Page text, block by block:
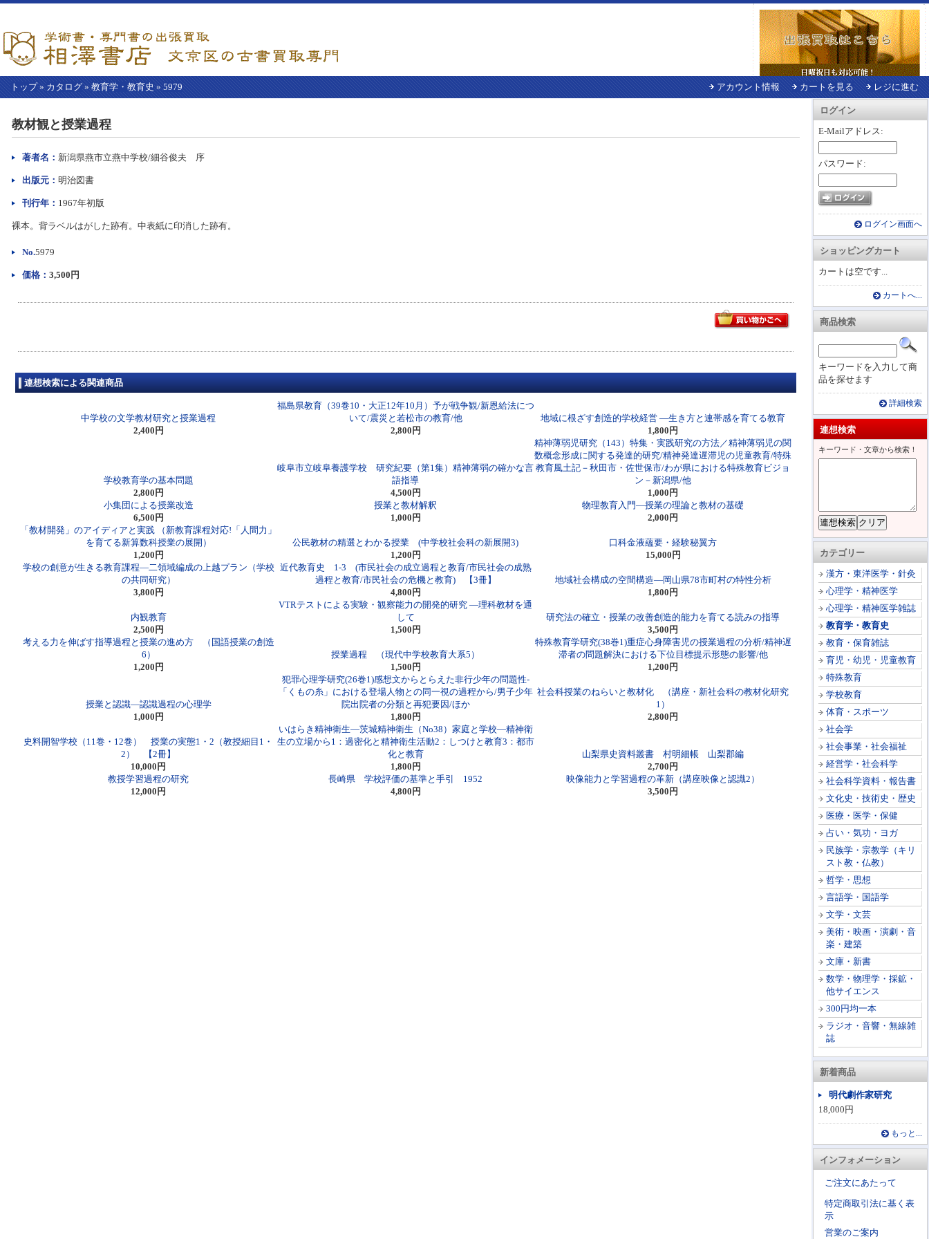
トップ» カタログ » 教育学・教育史 » 5979 アカウント情報 カートを見る レジに進む
ログイン
E-Mailアドレス:
パスワード:
ログイン画面へ
ショッピングカート
カートは空です...
カートへ...
商品検索
キーワードを入力して商
品を探せます
詳細検索
連想検索
キーワード・文章から検索！
カテゴリー
漢方・東洋医学・針灸
心理学・精神医学
心理学・精神医学雑誌
教育学・教育史
教育・保育雑誌
育児・幼児・児童教育
特殊教育
学校教育
体育・スポーツ
社会学
社会事業・社会福祉
経営学・社会科学
社会科学資料・報告書
文化史・技術史・歴史
医療・医学・保健
占い・気功・ヨガ
民族学・宗教学（キリ
スト教・仏教）
哲学・思想
言語学・国語学
文学・文芸
美術・映画・演劇・音
楽・建築
文庫・新書
数学・物理学・採鉱・
他サイエンス
300円均一本
ラジオ・音響・無線雑
誌
新着商品
明代劇作家研究
18,000円
もっと...
インフォメーション
ご注文にあたって
特定商取引法に基く表
示
営業のご案内
か
本
教材観と授業過程
著者名： 新潟県燕市立燕中学校/細谷俊夫 序
出版元： 明治図書
刊行年： 1967年初版
裸本。背ラベルはがした跡有。中表紙に印消した跡有。
No.5979
価格： 3,500円
連想検索による関連商品
中学校の文学教材研究と授業過程
2,400円
福島県教育（39巻10・大正12年10月）予が戦争観/新恩給法につ
いて/震災と若松市の教育/他
2,800円
地域に根ざす創造的学校経営 ―生き方と連帯感を育てる教育
1,800円
学校教育学の基本問題
2,800円
岐阜市立岐阜養護学校 研究紀要（第1集）精神薄弱の確かな言
語指導
4,500円
精神薄弱児研究（143）特集・実践研究の方法／精神薄弱児の関
数概念形成に関する発達的研究/精神発達遅滞児の児童教育/特殊
教育風土記－秋田市・佐世保市/わが県における特殊教育ビジョ
ン－新潟県/他
1,000円
小集団による授業改造
6,500円
授業と教材解釈
1,000円
物理教育入門―授業の理論と教材の基礎
2,000円
「教材開発」のアイディアと実践 （新教育課程対応!「人間力」
を育てる新算数科授業の展開）
1,200円
公民教材の精選とわかる授業 (中学校社会科の新展開3)
1,200円
口科金液蘊要・経験秘翼方
15,000円
学校の創意が生きる教育課程―二領域編成の上越プラン（学校
の共同研究）
3,800円
近代教育史 1-3 (市民社会の成立過程と教育/市民社会の成熟
過程と教育/市民社会の危機と教育) 【3冊】
4,800円
地域社会構成の空間構造―岡山県78市町村の特性分析
1,800円
内観教育
2,500円
VTRテストによる実験・観察能力の開発的研究 ―理科教材を通
して
1,500円
研究法の確立・授業の改善創造的能力を育てる読みの指導
3,500円
考える力を伸ばす指導過程と授業の進め方 （国語授業の創造
6）
1,200円
授業過程 （現代中学校教育大系5）
1,500円
特殊教育学研究(38巻1)重症心身障害児の授業過程の分析/精神遅
滞者の問題解決における下位目標提示形態の影響/他
1,200円
授業と認識―認識過程の心理学
1,000円
犯罪心理学研究(26巻1)感想文からとらえた非行少年の問題性-
「くもの糸」における登場人物との同一視の過程から/男子少年
院出院者の分類と再犯要因/ほか
1,800円
社会科授業のねらいと教材化 （講座・新社会科の教材化研究
1）
2,800円
史料開智学校（11巻・12巻） 授業の実態1・2（教授細目1・
2） 【2冊】
10,000円
いはらき精神衛生―茨城精神衛生（No38）家庭と学校―精神衛
生の立場から1：過密化と精神衛生活動2：しつけと教育3：都市
化と教育
1,800円
山梨県史資料叢書 村明細帳 山梨郡編
2,700円
教授学習過程の研究
12,000円
長崎県 学校評価の基準と手引 1952
4,800円
映像能力と学習過程の革新（講座映像と認識2）
3,500円